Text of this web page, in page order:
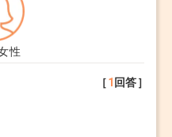
るためのローンという
移すために必要なお金
性
［1 回答］